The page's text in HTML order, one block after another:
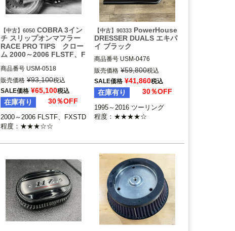
【中古】6050 COBRA 3イン
チ スリップオンマフラー
RACE PRO TIPS クロー
ム 2000～2006 FLSTF、F
商品番号 USM-0518
6050
2000～2006 FLSTF、FXSTD
販売価格 ¥93,100税込
SALE価格 ¥65,100税込
在庫有り 30％OFF
2000～2006 FLSTF、FXSTD
程度：★★★☆☆
【中古】90333 PowerHouse
DRESSER DUALS エキパ
イ ブラック
商品番号 USM-0476
90333
2009～2016 ツーリング
PowerHouse（パワーハウス）
販売価格 ¥59,800税込
SALE価格 ¥41,860税込
在庫有り 30％OFF
1995～2016 ツーリング
程度：★★★★☆